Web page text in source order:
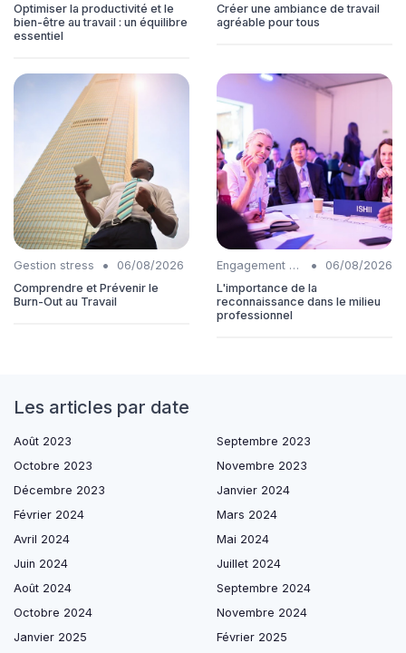
Optimiser la productivité et le
bien-être au travail : un équilibre
essentiel
Créer une ambiance de travail
agréable pour tous
Gestion stress •
06/08/2026
Comprendre et Prévenir le
Burn-Out au Travail
Engagement collaborateurs •
06/08/2026
L'importance de la
reconnaissance dans le milieu
professionnel
Les articles par date
Août 2023
Septembre 2023
Octobre 2023
Novembre 2023
Décembre 2023
Janvier 2024
Février 2024
Mars 2024
Avril 2024
Mai 2024
Juin 2024
Juillet 2024
Août 2024
Septembre 2024
Octobre 2024
Novembre 2024
Janvier 2025
Février 2025